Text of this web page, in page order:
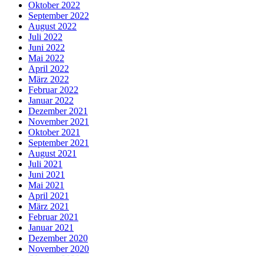
Oktober 2022
September 2022
August 2022
Juli 2022
Juni 2022
Mai 2022
April 2022
März 2022
Februar 2022
Januar 2022
Dezember 2021
November 2021
Oktober 2021
September 2021
August 2021
Juli 2021
Juni 2021
Mai 2021
April 2021
März 2021
Februar 2021
Januar 2021
Dezember 2020
November 2020